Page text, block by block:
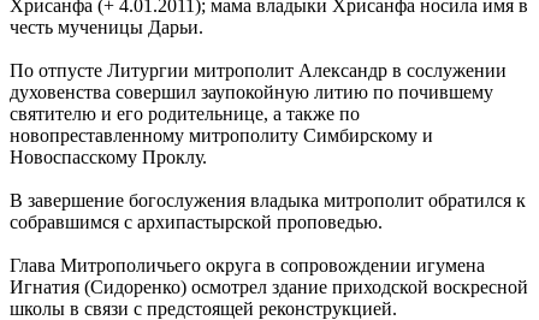
Хрисанфа (+ 4.01.2011); мама владыки Хрисанфа носила имя в
честь мученицы Дарьи.
По отпусте Литургии митрополит Александр в сослужении
духовенства совершил заупокойную литию по почившему
святителю и его родительнице, а также по
новопреставленному митрополиту Симбирскому и
Новоспасскому Проклу.
В завершение богослужения владыка митрополит обратился к
собравшимся с архипастырской проповедью.
Глава Митрополичьего округа в сопровождении игумена
Игнатия (Сидоренко) осмотрел здание приходской воскресной
школы в связи с предстоящей реконструкцией.